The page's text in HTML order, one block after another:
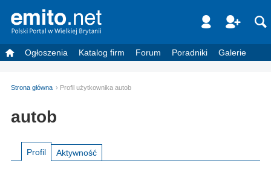
Ogłoszenia Katalog firm Forum Poradniki Galerie
Strona główna Profil użytkownika autob
autob
Profil Aktywność